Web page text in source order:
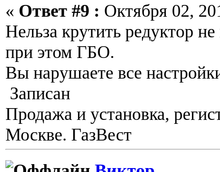
« Ответ #9 : Октября 02,
Нельза крутить редуктор
при этом ГБО.
Вы нарушаете все
Записан
Продажа и установка,
Москве. ГазВест